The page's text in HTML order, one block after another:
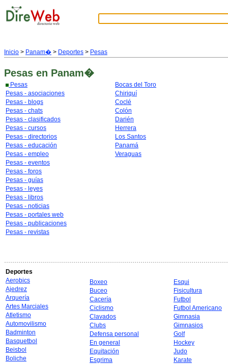
Inicio > Panam� > Deportes > Pesas
Pesas en Panam�
Pesas
Pesas - asociaciones
Pesas - blogs
Pesas - chats
Pesas - clasificados
Pesas - cursos
Pesas - directorios
Pesas - educación
Pesas - empleo
Pesas - eventos
Pesas - foros
Pesas - guías
Pesas - leyes
Pesas - libros
Pesas - noticias
Pesas - portales web
Pesas - publicaciones
Pesas - revistas
Bocas del Toro
Chiriquí
Coclé
Colón
Darién
Herrera
Los Santos
Panamá
Veraguas
Deportes
Aerobics
Ajedrez
Arquería
Artes Marciales
Atletismo
Automovilismo
Badminton
Basquetbol
Beisbol
Boliche
Boxeo
Buceo
Cacería
Ciclismo
Clavados
Clubs
Defensa personal
En general
Equitación
Esgrima
Esqui
Fisicultura
Futbol
Futbol Americano
Gimnasia
Gimnasios
Golf
Hockey
Judo
Karate